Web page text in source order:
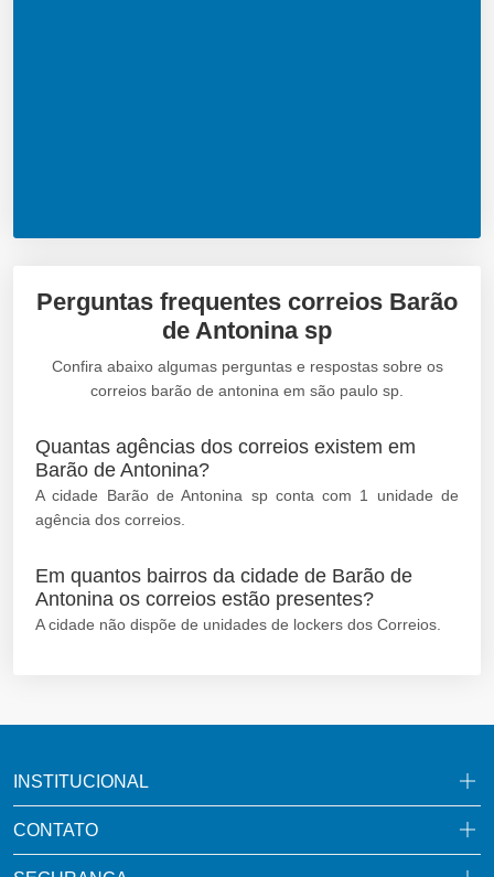
Perguntas frequentes correios Barão
de Antonina sp
Confira abaixo algumas perguntas e respostas sobre os
correios barão de antonina em são paulo sp.
Quantas agências dos correios existem em
Barão de Antonina?
A cidade Barão de Antonina sp conta com 1 unidade de
agência dos correios.
Em quantos bairros da cidade de Barão de
Antonina os correios estão presentes?
A cidade não dispõe de unidades de lockers dos Correios.
INSTITUCIONAL
CONTATO